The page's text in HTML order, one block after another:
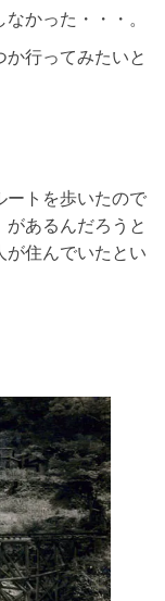
かった・・・。
行ってみたいと
ートを歩いたので
あるんだろうと
住んでいたとい